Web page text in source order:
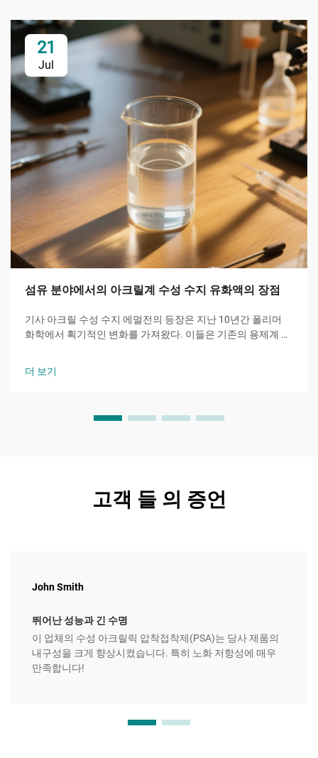
21
Jul
섬유 분야에서의 아크릴계 수성 수지 유화액의 장점
기사 아크릴 수성 수지 에멀전의 등장은 지난 10년간 폴리머
화학에서 획기적인 변화를 가져왔다. 이들은 기존의 용제계 시
연속상으로 물을 사용하는 것이 특징이다.
더 보기
고객 들 의 증언
John Smith
뛰어난 성능과 긴 수명
이 업체의 수성 아크릴릭 압착접착제(PSA)는 당사 제품의
내구성을 크게 향상시켰습니다. 특히 노화 저항성에 매우
만족합니다!